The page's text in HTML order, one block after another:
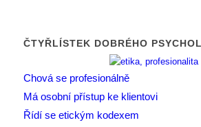
ČTYŘLÍSTEK DOBRÉHO
Chová se profesionálně
Má osobní přístup ke klientovi
Řídí se etickým kodexem